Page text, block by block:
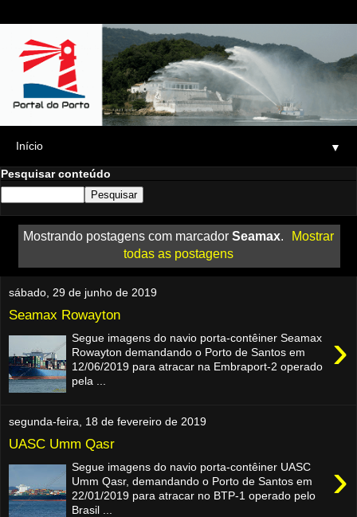
▼
Pesquisar conteúdo
Mostrando postagens com marcador Seamax.
Mostrar
todas as postagens
sábado, 29 de junho de 2019
Seamax Rowayton
›
Segue imagens do navio porta-contêiner Seamax
Rowayton demandando o Porto de Santos em
12/06/2019 para atracar na Embraport-2 operado
pela ...
segunda-feira, 18 de fevereiro de 2019
UASC Umm Qasr
›
Segue imagens do navio porta-contêiner UASC
Umm Qasr, demandando o Porto de Santos em
22/01/2019 para atracar no BTP-1 operado pelo
Brasil ...